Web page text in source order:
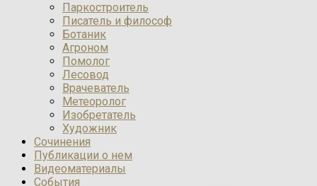
Паркостроитель
Писатель и философ
Ботаник
Агроном
Помолог
Лесовод
Врачеватель
Метеоролог
Изобретатель
Художник
Сочинения
Публикации о нем
Видеоматериалы
События